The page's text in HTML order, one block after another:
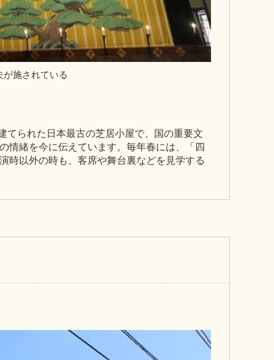
施されている
てられた日本最古の芝居小屋で、国の重要文
情緒を今に伝えています。毎年春には、「四
時以外の時も、客席や舞台裏などを見学する